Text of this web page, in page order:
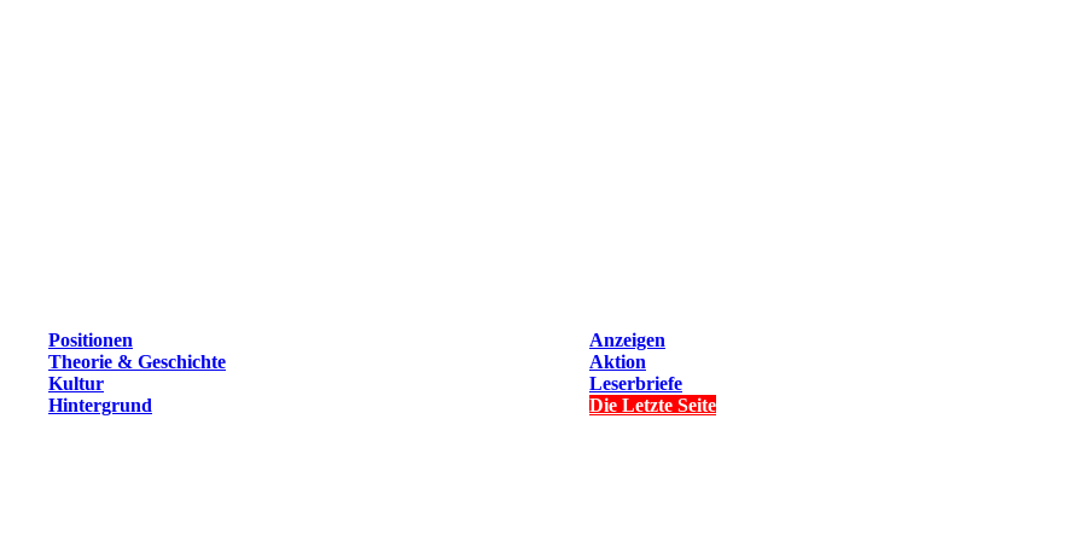
Positionen
Anzeigen
Theorie & Geschichte
Aktion
Kultur
Leserbriefe
Hintergrund Die Letzte Seite